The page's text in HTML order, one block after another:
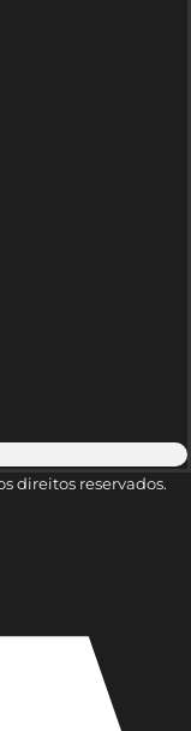
direitos reservados.